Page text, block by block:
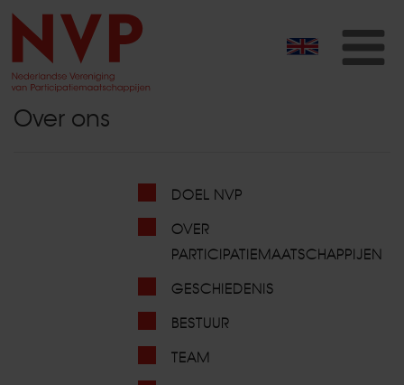
Over ons
DOEL NVP
OVER
PARTICIPATIEMAATSCHAPPIJEN
GESCHIEDENIS
BESTUUR
TEAM